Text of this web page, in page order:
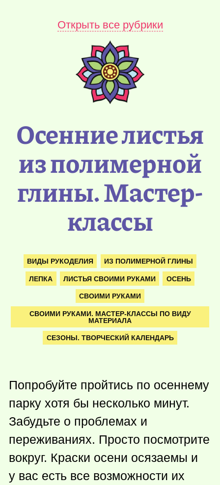
Открыть все рубрики
Осенние листья
из полимерной
глины. Мастер-
классы
ВИДЫ РУКОДЕЛИЯ ИЗ ПОЛИМЕРНОЙ ГЛИНЫ
ЛЕПКА ЛИСТЬЯ СВОИМИ РУКАМИ ОСЕНЬ
СВОИМИ РУКАМИ
СВОИМИ РУКАМИ. МАСТЕР-КЛАССЫ ПО ВИДУ
МАТЕРИАЛА
СЕЗОНЫ. ТВОРЧЕСКИЙ КАЛЕНДАРЬ
Попробуйте пройтись по осеннему
парку хотя бы несколько минут.
Забудьте о проблемах и
переживаниях. Просто посмотрите
вокруг. Краски осени осязаемы и
у вас есть все возможности их